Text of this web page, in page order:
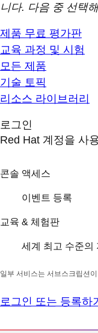
니다. 다음 중 선택
제품 무료 평가판
교육 과정 및 시험
모든 제품
기술 토픽
리소스 라이브러리
로그인
Red Hat 계정을 사
콘솔 액세스
이벤트 등록
교육 & 체험판
세계 최고 수준의
일부 서비스는 서브스크립션
로그인 또는 등록하기